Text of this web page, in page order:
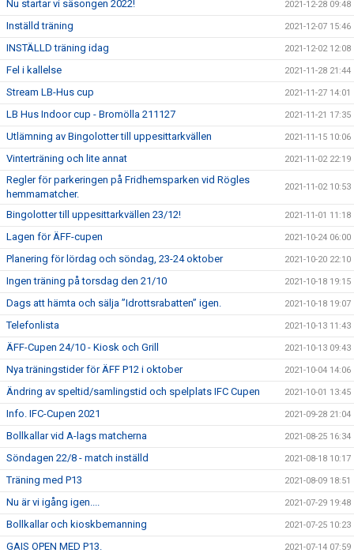
Nu startar vi säsongen 2022! 2021-12-28 09:48
Inställd träning 2021-12-07 15:46
INSTÄLLD träning idag 2021-12-02 12:08
Fel i kallelse 2021-11-28 21:44
Stream LB-Hus cup 2021-11-27 14:01
LB Hus Indoor cup - Bromölla 211127 2021-11-21 17:35
Utlämning av Bingolotter till uppesittarkvällen 2021-11-15 10:06
Vinterträning och lite annat 2021-11-02 22:19
Regler för parkeringen på Fridhemsparken vid Rögles
hemmamatcher.
2021-11-02 10:53
Bingolotter till uppesittarkvällen 23/12! 2021-11-01 11:18
Lagen för ÄFF-cupen 2021-10-24 06:00
Planering för lördag och söndag, 23-24 oktober 2021-10-20 22:10
Ingen träning på torsdag den 21/10 2021-10-18 19:15
Dags att hämta och sälja ”Idrottsrabatten” igen. 2021-10-18 19:07
Telefonlista 2021-10-13 11:43
ÄFF-Cupen 24/10 - Kiosk och Grill 2021-10-13 09:43
Nya träningstider för ÄFF P12 i oktober 2021-10-04 14:06
Ändring av speltid/samlingstid och spelplats IFC Cupen 2021-10-01 13:45
Info. IFC-Cupen 2021 2021-09-28 21:04
Bollkallar vid A-lags matcherna 2021-08-25 16:34
Söndagen 22/8 - match inställd 2021-08-18 10:17
Träning med P13 2021-08-09 18:51
Nu är vi igång igen.... 2021-07-29 19:48
Bollkallar och kioskbemanning 2021-07-25 10:23
GAIS OPEN MED P13. 2021-07-14 07:59